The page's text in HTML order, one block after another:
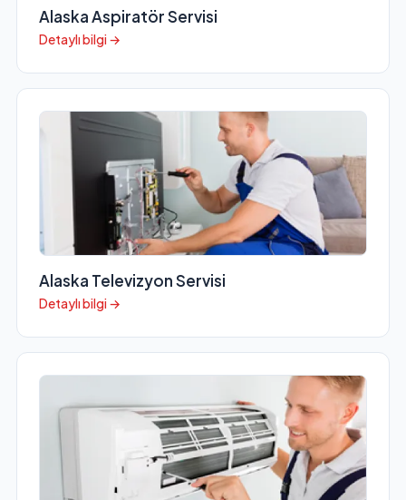
Alaska Aspiratör Servisi
Detaylı bilgi →
Alaska Televizyon Servisi
Detaylı bilgi →